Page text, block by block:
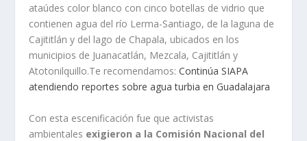
ataúdes color blanco con cinco botellas de vidrio que
contienen agua del río Lerma-Santiago, de la laguna de
Cajititlán y del lago de Chapala, ubicados en los
municipios de Juanacatlán, Mezcala, Cajititlán y
Atotonilquillo.Te recomendamos:Continúa SIAPA
atendiendo reportes sobre agua turbia en Guadalajara
Con esta escenificación fue que activistas
ambientales exigieron a la Comisión Nacional del